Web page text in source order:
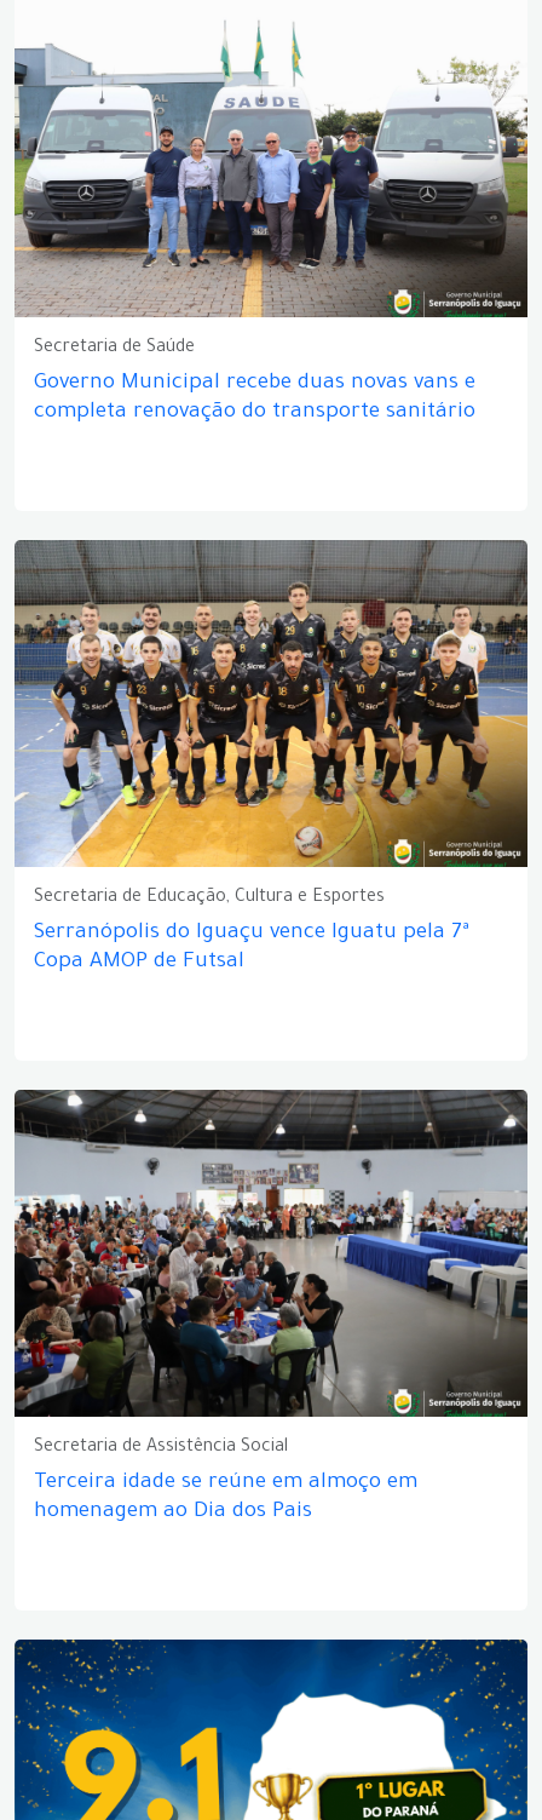
Secretaria de Saúde
Governo Municipal recebe duas novas vans e
completa renovação do transporte sanitário
Secretaria de Educação, Cultura e Esportes
Serranópolis do Iguaçu vence Iguatu pela 7ª
Copa AMOP de Futsal
Secretaria de Assistência Social
Terceira idade se reúne em almoço em
homenagem ao Dia dos Pais